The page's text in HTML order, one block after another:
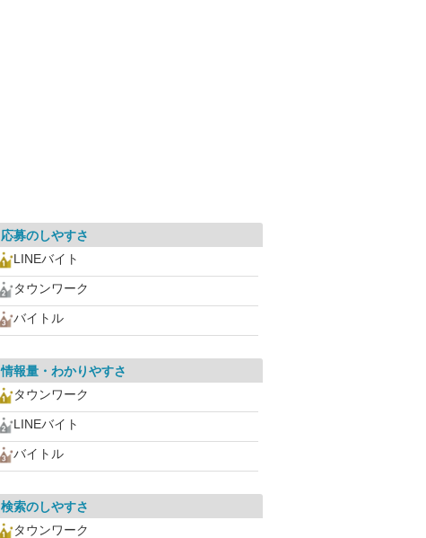
応募のしやすさ
LINEバイト
タウンワーク
バイトル
情報量・わかりやすさ
タウンワーク
LINEバイト
バイトル
検索のしやすさ
タウンワーク